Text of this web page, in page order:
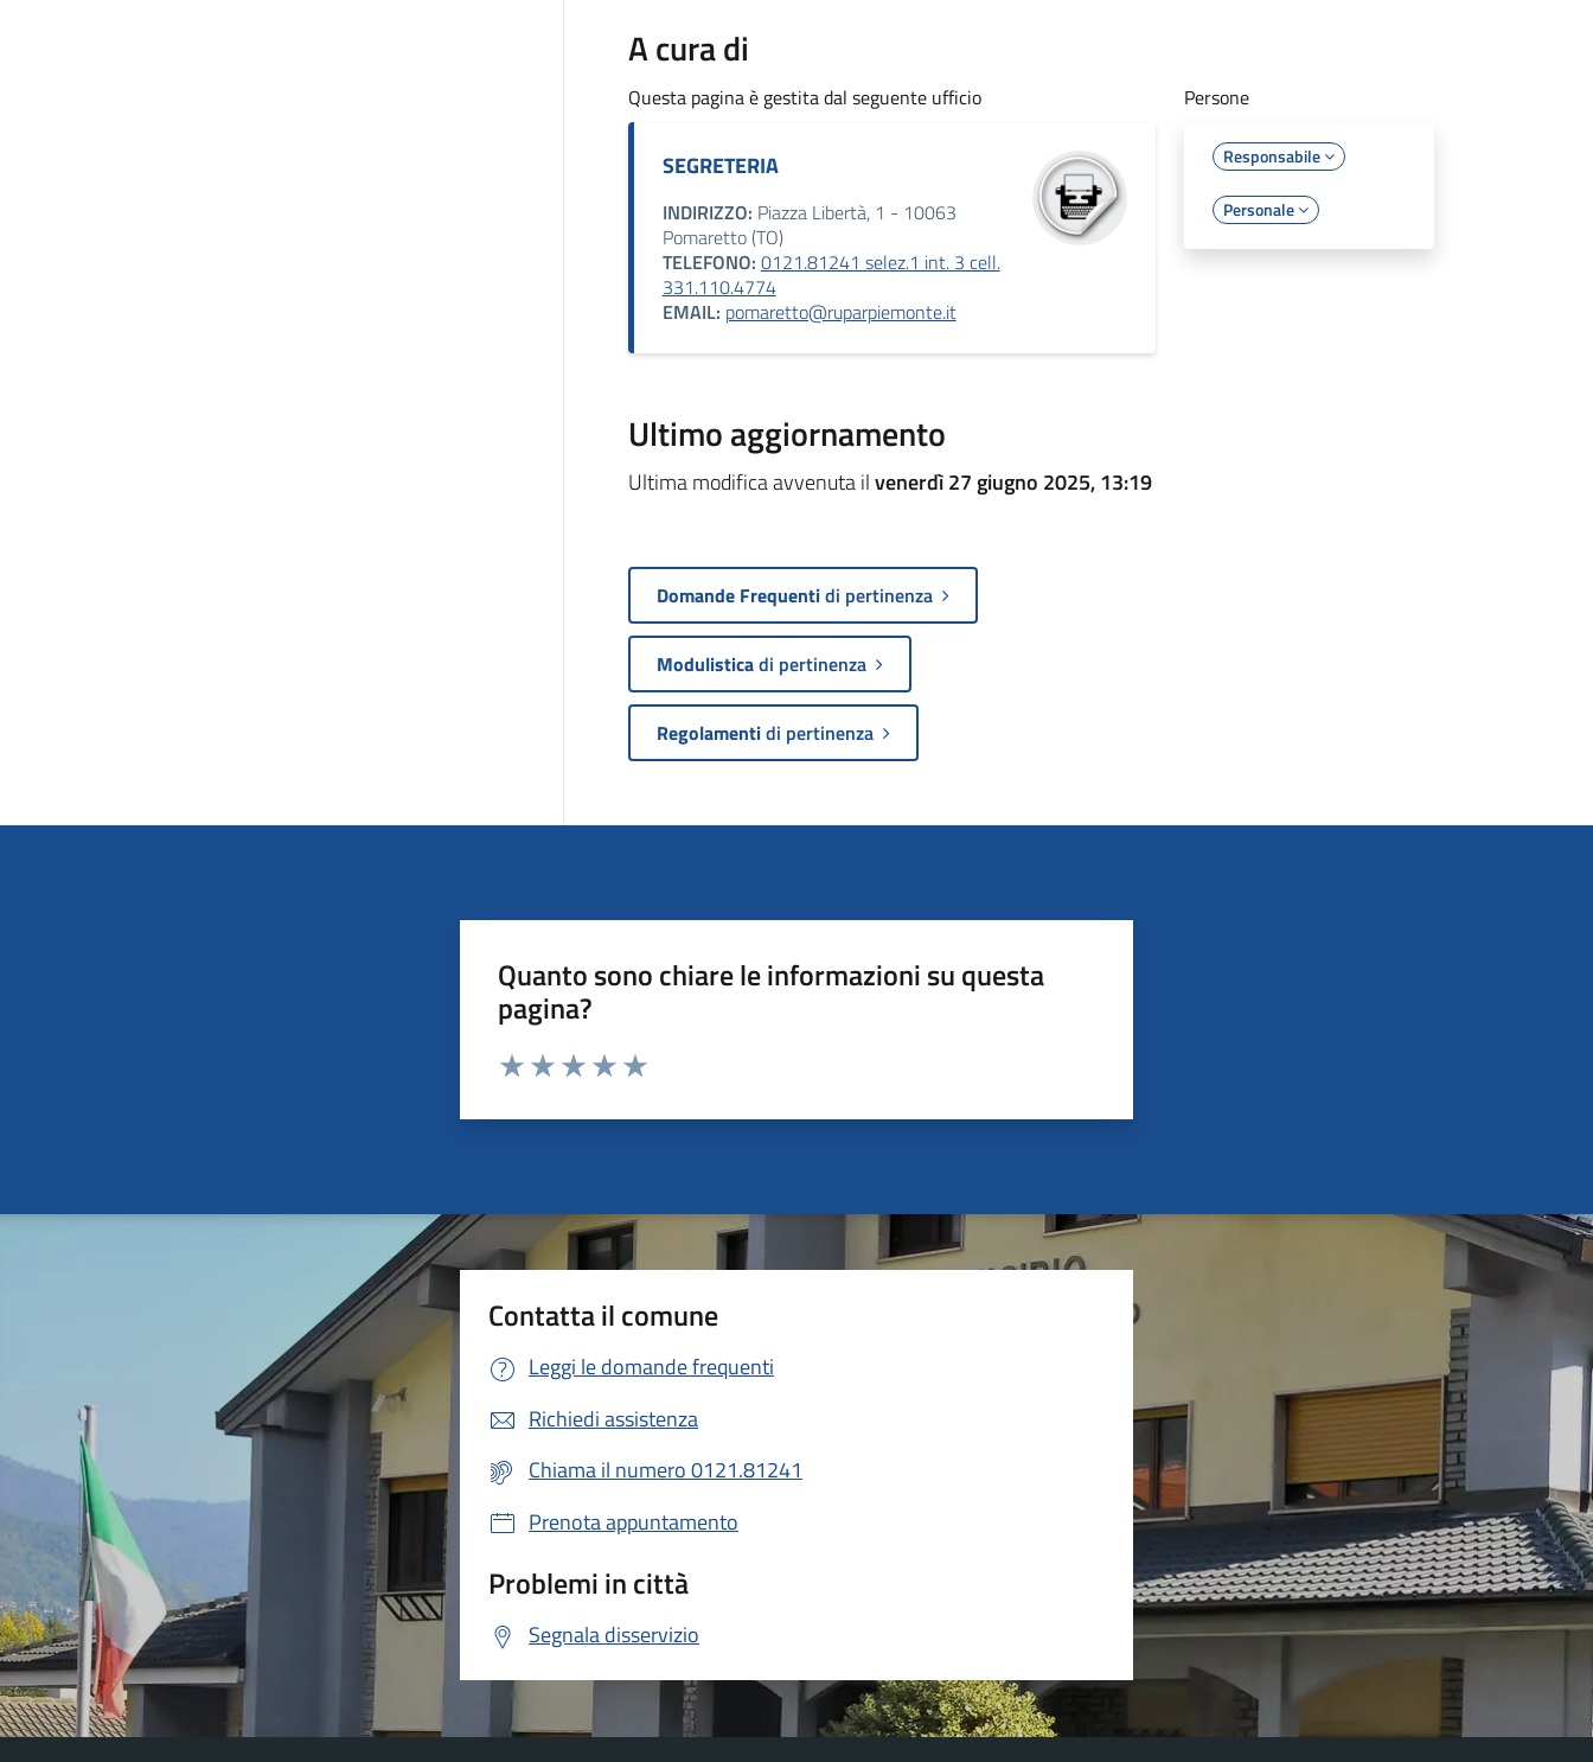
A cura di
Questa pagina è gestita dal seguente ufficio
SEGRETERIA
INDIRIZZO: Piazza Libertà, 1 - 10063
Pomaretto (TO)
TELEFONO: 0121.81241 selez.1 int. 3 cell.
331.110.4774
EMAIL: pomaretto@ruparpiemonte.it
Persone
Responsabile
Personale
Ultimo aggiornamento
Ultima modifica avvenuta ilvenerdì 27 giugno 2025, 13:19
Domande Frequentidi pertinenza
Modulisticadi pertinenza
Regolamentidi pertinenza
Quanto sono chiare le informazioni su questa
pagina?
Valuta da 1 a 5 stelle la pagina
Contatta il comune
Leggi le domande frequenti
Richiedi assistenza
Chiama il numero 0121.81241
Prenota appuntamento
Problemi in città
Segnala disservizio